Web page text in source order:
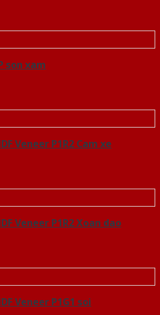
son xam
Veneer P1R2 Cam xe
Veneer P1R2 Xoan dao
Veneer P1G1 soi